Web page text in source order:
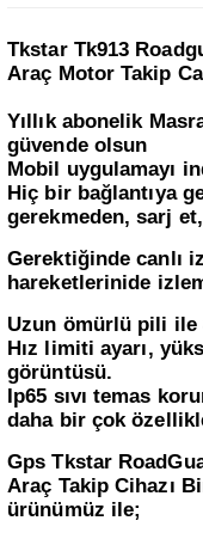
Tkstar Tk913
Araç Motor Takip
Yıllık abonelik
güvende olsun
Mobil uygulamayı
Hiç bir bağlantıya
gerekmeden, sarj
Gerektiğinde canlı
hareketlerinide
Uzun ömürlü pili ile
Hız limiti ayarı,
görüntüsü.
Ip65 sıvı temas
daha bir çok
Gps Tkstar
Araç Takip Cihazı
ürünümüz ile;